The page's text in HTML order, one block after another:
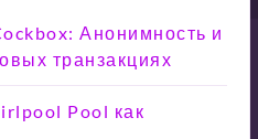
Анонимность и
транзакциях
Pool как